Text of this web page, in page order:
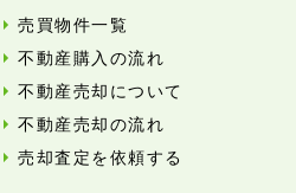
売買物件一覧
不動産購入の流れ
不動産売却について
不動産売却の流れ
売却査定を依頼する